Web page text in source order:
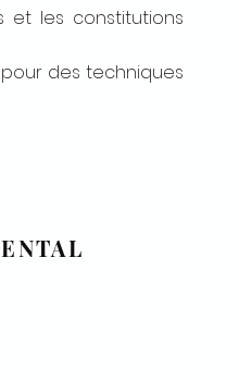
et les constitutions
des techniques